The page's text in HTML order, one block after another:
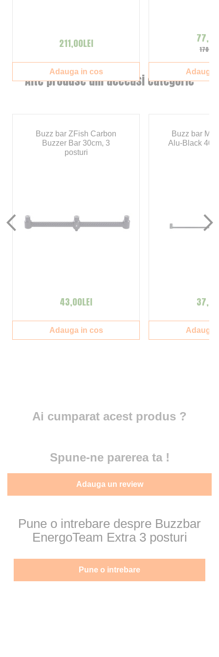
Ai cumparat acest produs ?
Spune-ne parerea ta !
Adauga un review
Pune o intrebare despre Buzzbar
EnergoTeam Extra 3 posturi
Pune o intrebare
Alte produse din aceeasi categorie
Buzz bar ZFish Carbon
Buzzer Bar 30cm, 3
posturi
43,00LEI
Adauga in cos
Buzz bar
Alu-Black
Adauga
211,00LEI
Adauga in cos Adauga